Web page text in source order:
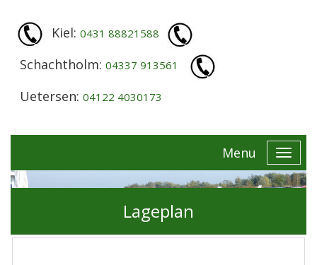
Kiel:0431 88821588
Schachtholm:04337 913561
Uetersen:04122 4030173
Menu
Lageplan